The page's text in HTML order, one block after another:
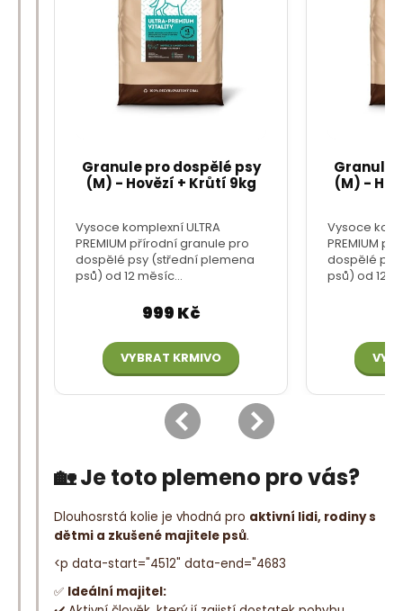
🏡 Je toto plemeno pro vás?
Dlouhosrstá kolie je vhodná pro aktivní lidi, rodiny s
dětmi a zkušené majitele psů.
<p data-start="4512" data-end="4683
✅ Ideální majitel: